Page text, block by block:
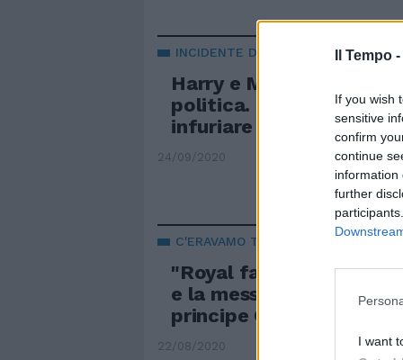
Il Tempo -
If you wish
sensitive
confirm
continue
information
further
I want
INCIDENTE DIPLOMATICO
Harry e Meghan si
politica. L'appello anti
infuriare la Regina
24/09/2020
C'ERAVAMO TANTO AMATI
"Royal family a pezzi".
e la messinscena in
principe Carlo
22/08/2020